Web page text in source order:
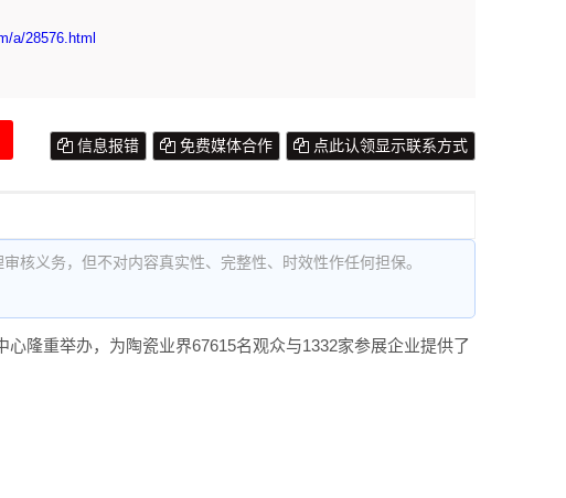
a/28576.html
点此认领显示联系方式
免费媒体合作
信息报错
核义务，但不对内容真实性、完整性、时效性作任何担保。
隆重举办，为陶瓷业界67615名观众与1332家参展企业提供了